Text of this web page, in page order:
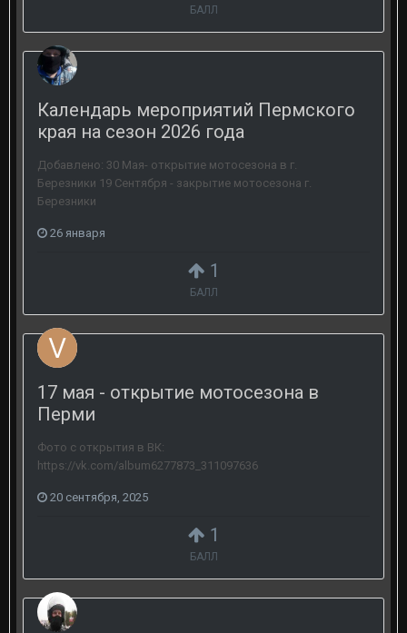
БАЛЛ
1
БАЛЛ
Календарь мероприятий Пермского
края на сезон 2026 года
Добавлено: 30 Мая- открытие мотосезона в г.
Березники 19 Сентября - закрытие мотосезона г.
Березники
26 января
1
БАЛЛ
17 мая - открытие мотосезона в
Перми
Фото с открытия в ВК:
https://vk.com/album6277873_311097636
20 сентября, 2025